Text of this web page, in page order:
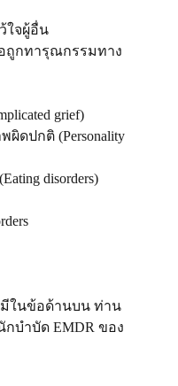
ใจผู้อื่น
ถูกทารุณกรรมทาง
grief)
ดปกติ (Personality
disorders)
ในข้อด้านบน ท่าน
บำบัด EMDR ของ